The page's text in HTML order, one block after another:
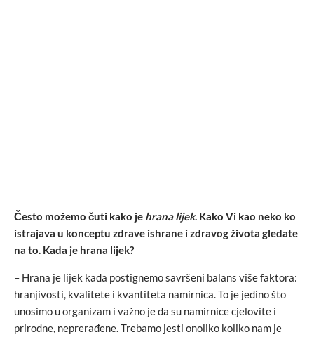
Često možemo čuti kako je hrana lijek. Kako Vi kao neko ko
istrajava u konceptu zdrave ishrane i zdravog života gledate
na to. Kada je hrana lijek?
– Hrana je lijek kada postignemo savršeni balans više faktora:
hranjivosti, kvalitete i kvantiteta namirnica. To je jedino što
unosimo u organizam i važno je da su namirnice cjelovite i
prirodne, neprerađene. Trebamo jesti onoliko koliko nam je